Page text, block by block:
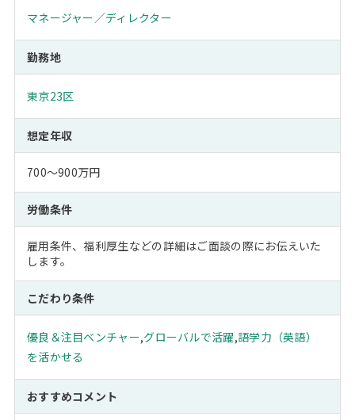
マネージャー／ディレクター
勤務地
東京23区
想定年収
700～900万円
労働条件
雇用条件、福利厚生などの詳細はご面談の際にお伝えいた
します。
こだわり条件
優良＆注目ベンチャー,グローバルで活躍,語学力（英語）
を活かせる
おすすめコメント